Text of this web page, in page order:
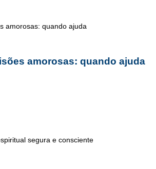
amorosas: quando ajuda